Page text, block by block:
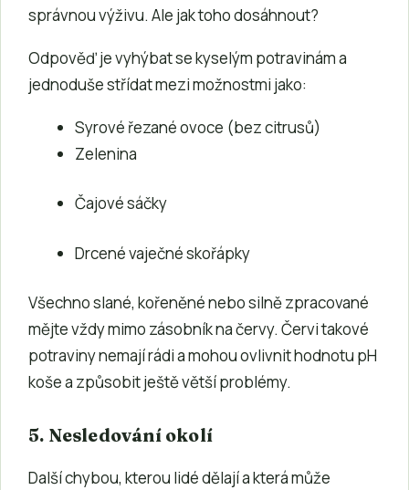
správnou výživu. Ale jak toho dosáhnout?
Odpověď je vyhýbat se kyselým potravinám a
jednoduše střídat mezi možnostmi jako:
Syrové řezané ovoce (bez citrusů)
Zelenina
Čajové sáčky
Drcené vaječné skořápky
Všechno slané, kořeněné nebo silně zpracované
mějte vždy mimo zásobník na červy. Červi takové
potraviny nemají rádi a mohou ovlivnit hodnotu pH
koše a způsobit ještě větší problémy.
5. Nesledování okolí
Další chybou, kterou lidé dělají a která může